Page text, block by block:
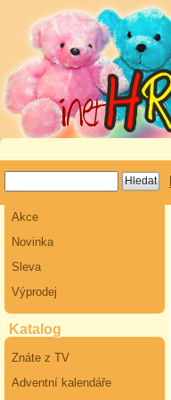
Akce
Novinka
Sleva
Výprodej
Katalog
Znáte z TV
Adventní kalendáře